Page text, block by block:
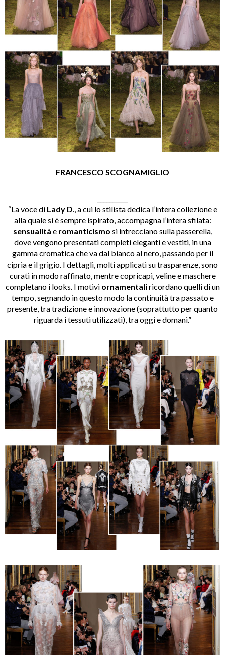
FRANCESCO SCOGNAMIGLIO
“La voce di Lady D., a cui lo stilista dedica l’intera collezione e
alla quale si è sempre ispirato, accompagna l’intera sfilata:
sensualità e romanticismo si intrecciano sulla passerella,
dove vengono presentati completi eleganti e vestiti, in una
gamma cromatica che va dal bianco al nero, passando per il
cipria e il grigio. I dettagli, molti applicati su trasparenze, sono
curati in modo raffinato, mentre copricapi, veline e maschere
completano i looks. I motivi ornamentaliricordano quelli di un
tempo, segnando in questo modo la continuità tra passato e
presente, tra tradizione e innovazione (soprattutto per quanto
riguarda i tessuti utilizzati), tra oggi e domani.”